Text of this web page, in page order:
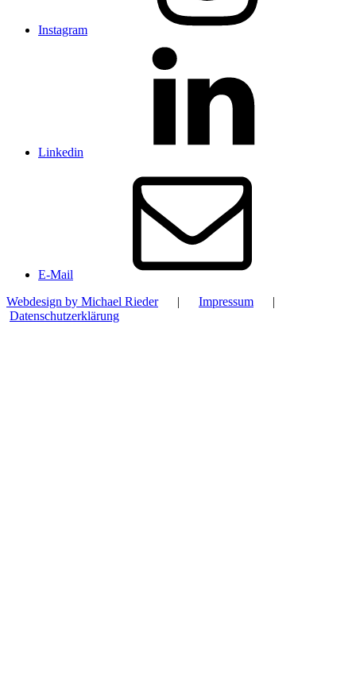
Instagram
Linkedin
E-Mail
Webdesign by Michael Rieder| Impressum |
Datenschutzerklärung